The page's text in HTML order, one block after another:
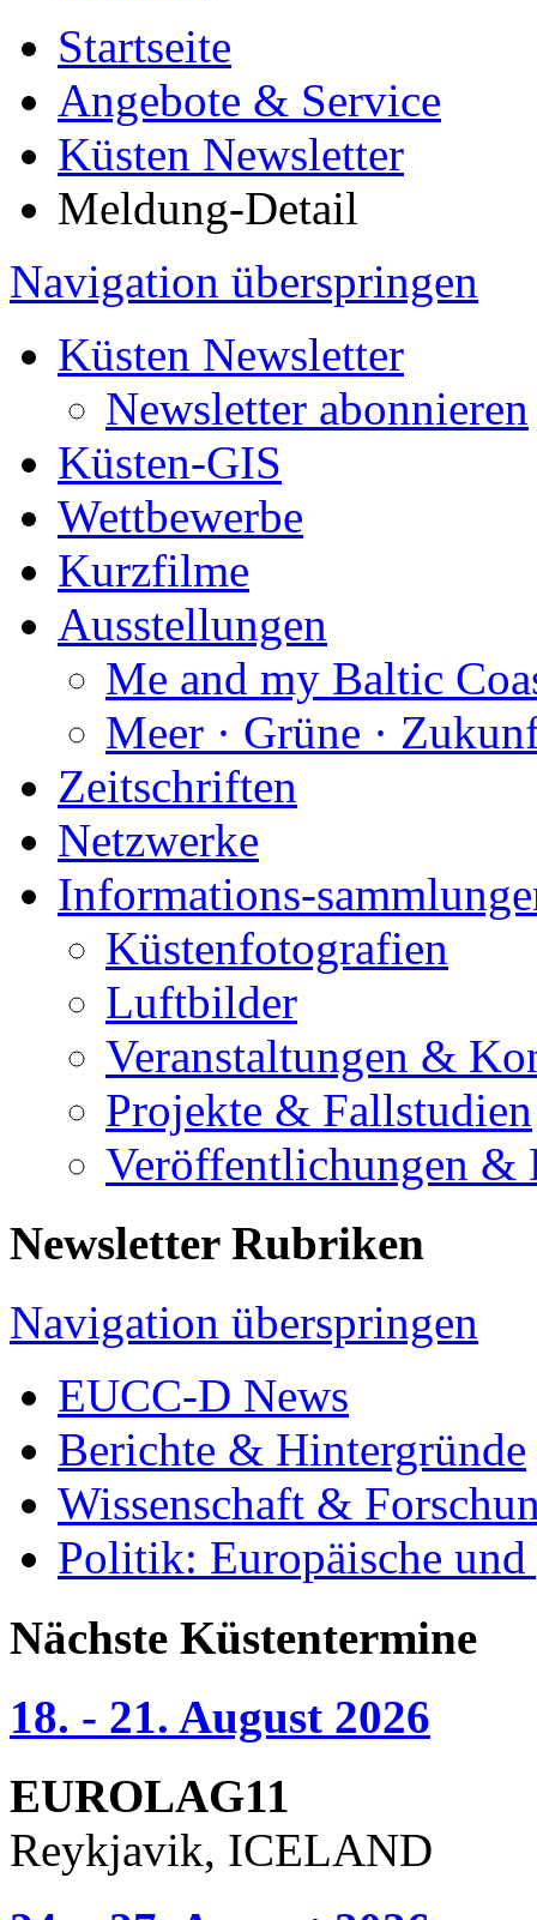
Startseite
Angebote & Service
Küsten Newsletter
Meldung-Detail
Navigation überspringen
Küsten Newsletter
Newsletter abonnieren
Küsten-GIS
Wettbewerbe
Kurzfilme
Ausstellungen
Me and my Baltic
Meer · Grüne ·
Zeitschriften
Netzwerke
Informations-
Küstenfotografien
Luftbilder
Veranstaltungen &
Projekte & Fallstudien
Veröffentlichungen &
Newsletter Rubriken
Navigation überspringen
EUCC-D News
Berichte & Hintergründe
Wissenschaft &
Politik: Europäische
Nächste Küstentermine
18. - 21. August 2026
EUROLAG11
Reykjavik, ICELAND